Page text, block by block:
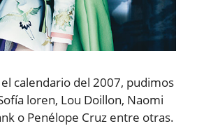
el calendario del 2007, pudimos
loren, Lou Doillon, Naomi
o Penélope Cruz entre otras.